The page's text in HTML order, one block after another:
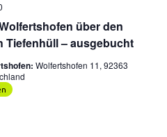
über den
Tiefenhüll – ausgebucht
Wolfertshofen 11, 92363